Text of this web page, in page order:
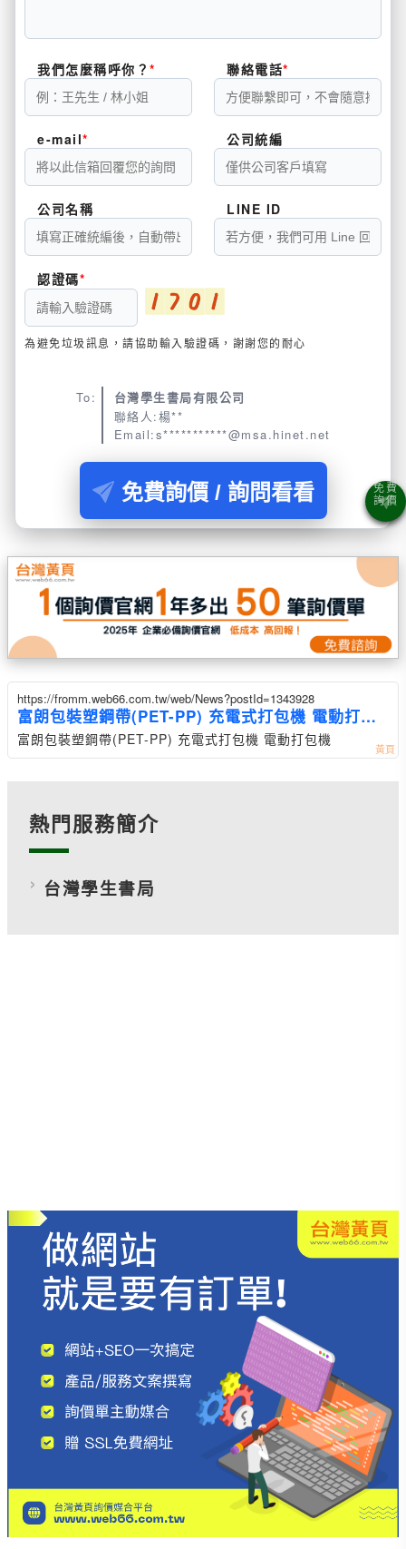
我們怎麼稱呼你？ 聯絡電話
e-mail 公司統編
公司名稱 LINE ID
認證碼
為避免垃圾訊息，請協助輸入驗證碼，謝謝您的耐心
To:
台灣學生書局有限公司
聯絡人:楊**
Email:s***********@msa.hinet.net
免費詢價 / 詢問看看
https://fromm.web66.com.tw/web/News?postId=1343928
富朗包裝塑鋼帶(PET-PP) 充電式打包機 電動打包
機
富朗包裝塑鋼帶(PET-PP) 充電式打包機 電動打包機
熱門服務簡介
台灣學生書局